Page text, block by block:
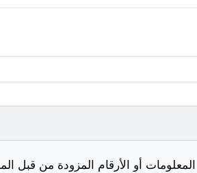
أو الأرقام المزودة من قبل